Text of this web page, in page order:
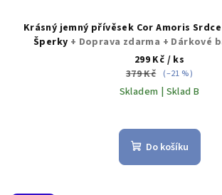
Krásný jemný přívěsek Cor Amoris
Šperky + Doprava zdarma + Dárkové
299 Kč / ks
379 Kč (–21 %)
Skladem | Sklad B
hodnocení
produktu
Do košíku